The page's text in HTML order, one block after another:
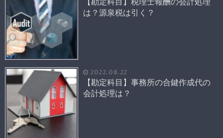
【勘定科目】税理士報酬の会計処理
は？源泉税は引く？
2022.08.22
【勘定科目】事務所の合鍵作成代の
会計処理は？